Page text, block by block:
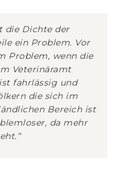
die Dichte der
ein Problem. Vor
Problem, wenn die
Veterinäramt
fahrlässig und
die sich im
Bereich ist
da mehr